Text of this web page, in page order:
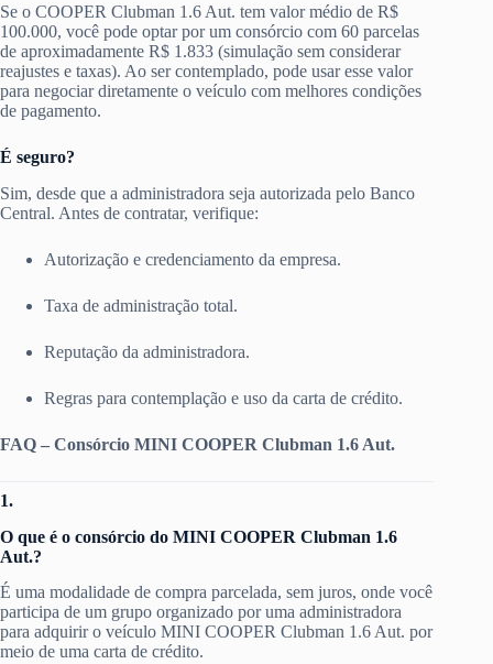
Se o COOPER Clubman 1.6 Aut. tem valor médio de R$
100.000, você pode optar por um consórcio com 60 parcelas
de aproximadamente R$ 1.833 (simulação sem considerar
reajustes e taxas). Ao ser contemplado, pode usar esse valor
para negociar diretamente o veículo com melhores condições
de pagamento.
É seguro?
Sim, desde que a administradora seja autorizada pelo Banco
Central. Antes de contratar, verifique:
Autorização e credenciamento da empresa.
Taxa de administração total.
Reputação da administradora.
Regras para contemplação e uso da carta de crédito.
FAQ – Consórcio MINI COOPER Clubman 1.6 Aut.
1.
O que é o consórcio do MINI COOPER Clubman 1.6
Aut.?
É uma modalidade de compra parcelada, sem juros, onde você
participa de um grupo organizado por uma administradora
para adquirir o veículo MINI COOPER Clubman 1.6 Aut. por
meio de uma carta de crédito.